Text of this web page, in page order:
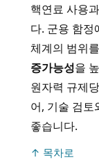
핵연료 사용
다. 군용 함정
체계의 범위
증가능성을
원자력 규제
어, 기술 검토
좋습니다.
↑ 목차로